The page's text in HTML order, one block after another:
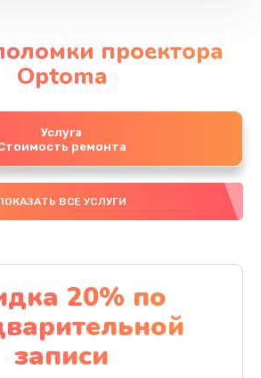
проектора
Optoma
Услуга
ремонта
ВСЕ УСЛУГИ
20% по
записи